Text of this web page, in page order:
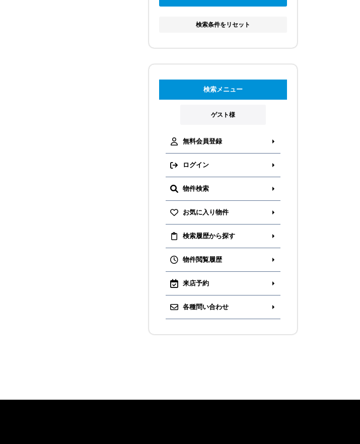
検索条件をリセット
検索メニュー
ゲスト様
無料会員登録
ログイン
物件検索
お気に入り物件
検索履歴から探す
物件閲覧履歴
来店予約
各種問い合わせ